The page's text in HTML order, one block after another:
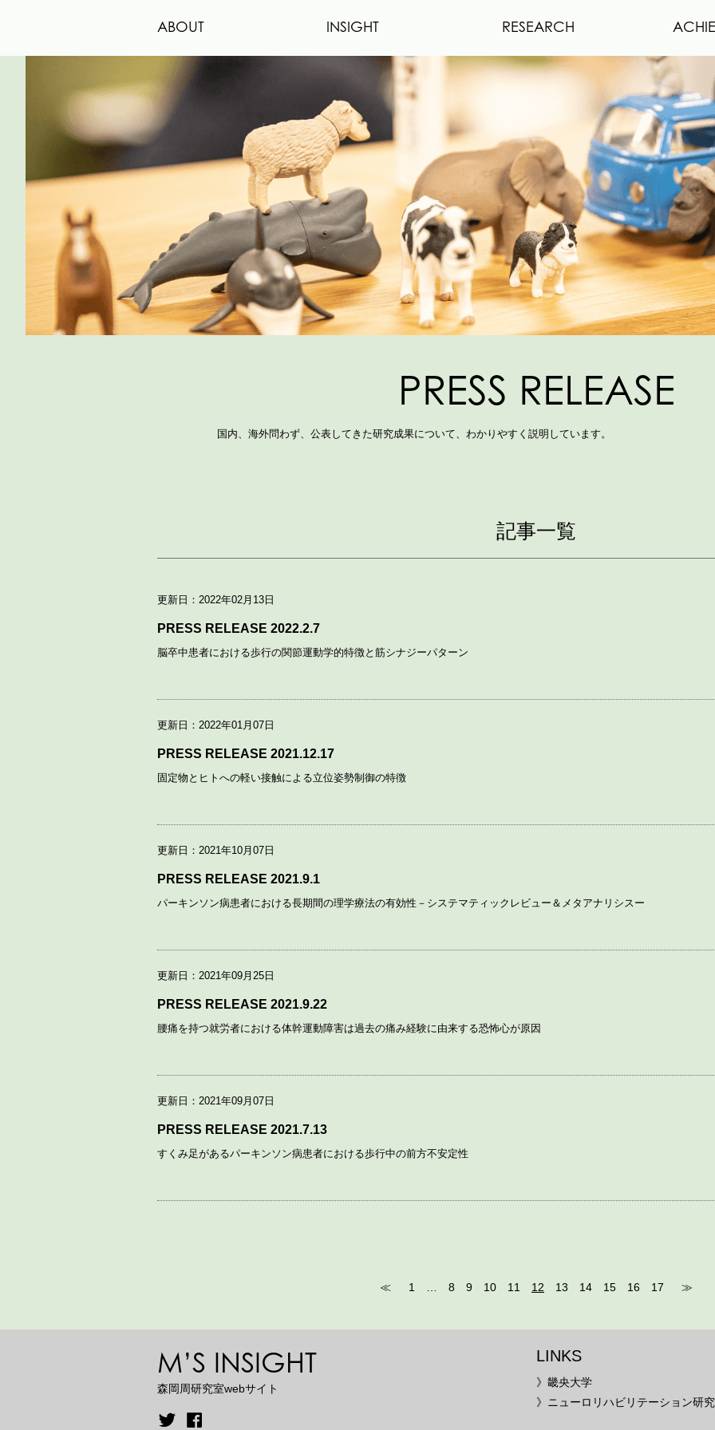
ABOUT INSIGHT RESEARCH
PRESS RELEASE
国内、海外問わず、公表してきた研究成果について、わかりやすく説明しています。
記事一覧
更新日：2022年02月13日
PRESS RELEASE 2022.2.7
脳卒中患者における歩行の関節運動学的特徴と筋シナジーパターン
更新日：2022年01月07日
PRESS RELEASE 2021.12.17
固定物とヒトへの軽い接触による立位姿勢制御の特徴
更新日：2021年10月07日
PRESS RELEASE 2021.9.1
パーキンソン病患者における長期間の理学療法の有効性－システマティックレビュー＆メタアナリシスー
更新日：2021年09月25日
PRESS RELEASE 2021.9.22
腰痛を持つ就労者における体幹運動障害は過去の痛み経験に由来する恐怖心が原因
更新日：2021年09月07日
PRESS RELEASE 2021.7.13
すくみ足があるパーキンソン病患者における歩行中の前方不安定性
≪ 1 8 9 10 11 12 13 14 15 16 17 ≫
M’S INSIGHT
森岡周研究室webサイト
LINKS
》畿央大学
》ニューロリハビリテーション研